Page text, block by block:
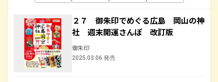
２７ 御朱印でめぐる広島 岡山の神
社 週末開運さんぽ 改訂版
御朱印
2025.03.06 発売